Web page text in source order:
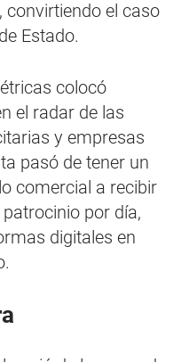
el caso
Estado.
colocó
el radar de las
y empresas
pasó de tener un
comercial a recibir
por día,
digitales en